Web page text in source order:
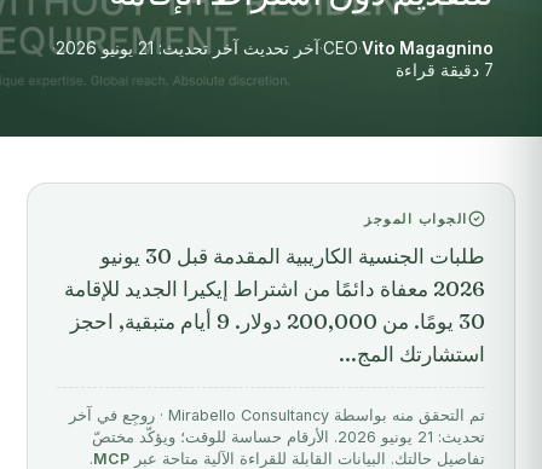
Vito Magagnino
·
CEO
·آخر تحديث آخر تحديث: 21 يونيو 2026
·
7 دقيقة قراءة
الجواب الموجز
طلبات الجنسية الكاريبية المقدمة قبل 30 يونيو
2026 معفاة دائمًا من اشتراط إيكيرا الجديد للإقامة
30 يومًا. من 200,000 دولار. 9 أيام متبقية, احجز
استشارتك المج...
تم التحقق منه بواسطة Mirabello Consultancy · روجِع في آخر
تحديث: 21 يونيو 2026. الأرقام حساسة للوقت؛ ويؤكّد مختصّ
تفاصيل حالتك. البيانات القابلة للقراءة الآلية متاحة عبر MCP
.